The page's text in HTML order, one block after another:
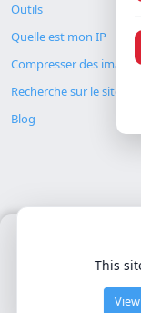
Outils
Quelle est mon IP
Compresser des images
Recherche sur le site
Blog
©
Nous utilisons
Politique de
This